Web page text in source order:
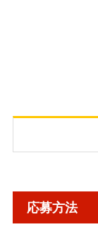
賞品・当選人数
応募方法